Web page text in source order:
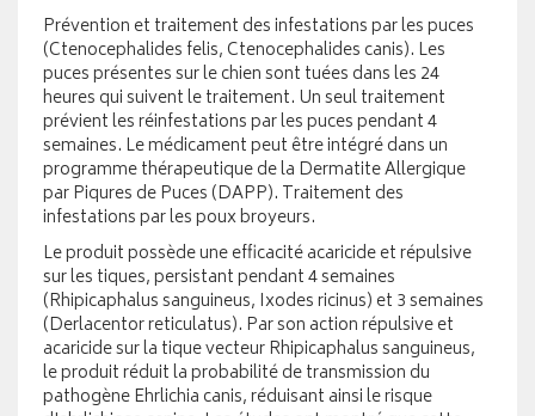
Prévention et traitement des infestations par les puces
(Ctenocephalides felis, Ctenocephalides canis). Les
puces présentes sur le chien sont tuées dans les 24
heures qui suivent le traitement. Un seul traitement
prévient les réinfestations par les puces pendant 4
semaines. Le médicament peut être intégré dans un
programme thérapeutique de la Dermatite Allergique
par Piqures de Puces (DAPP). Traitement des
infestations par les poux broyeurs.
Le produit possède une efficacité acaricide et répulsive
sur les tiques, persistant pendant 4 semaines
(Rhipicaphalus sanguineus, Ixodes ricinus) et 3 semaines
(Derlacentor reticulatus). Par son action répulsive et
acaricide sur la tique vecteur Rhipicaphalus sanguineus,
le produit réduit la probabilité de transmission du
pathogène Ehrlichia canis, réduisant ainsi le risque